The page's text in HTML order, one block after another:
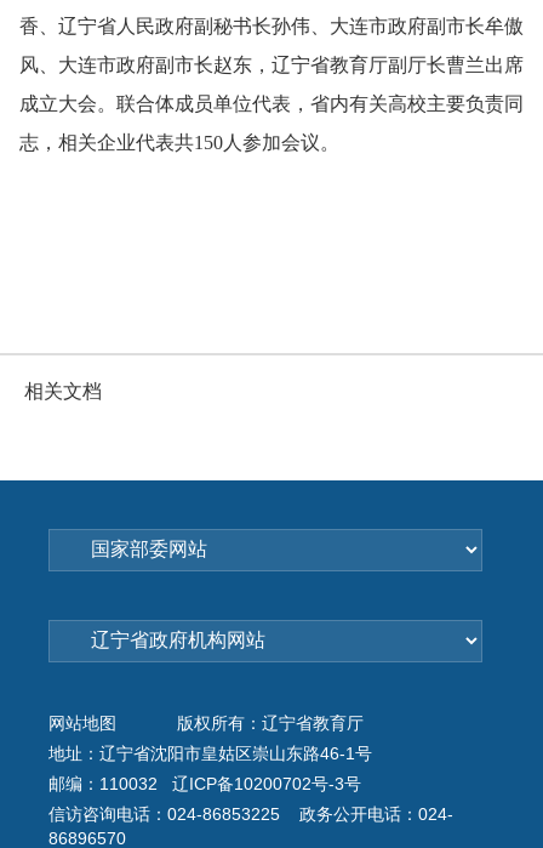
香、辽宁省人民政府副秘书长孙伟、大连市政府副市长牟傲
风、大连市政府副市长赵东，辽宁省教育厅副厅长曹兰出席
成立大会。联合体成员单位代表，省内有关高校主要负责同
志，相关企业代表共150人参加会议。
相关文档
网站地图
版权所有：辽宁省教育厅
地址：辽宁省沈阳市皇姑区崇山东路46-1号
邮编：110032 辽ICP备10200702号-3号
信访咨询电话：024-86853225 政务公开电话：024-
86896570